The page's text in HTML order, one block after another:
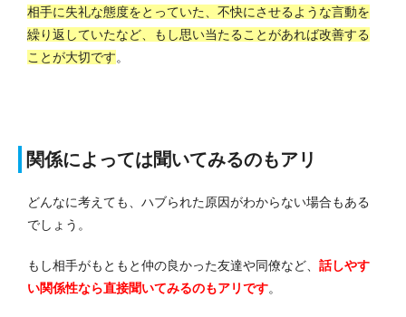
相手に失礼な態度をとっていた、不快にさせるような言動を
繰り返していたなど、もし思い当たることがあれば改善する
ことが大切です。
関係によっては聞いてみるのもアリ
どんなに考えても、ハブられた原因がわからない場合もある
でしょう。
もし相手がもともと仲の良かった友達や同僚など、 話しやす
い関係性なら直接聞いてみるのもアリです。